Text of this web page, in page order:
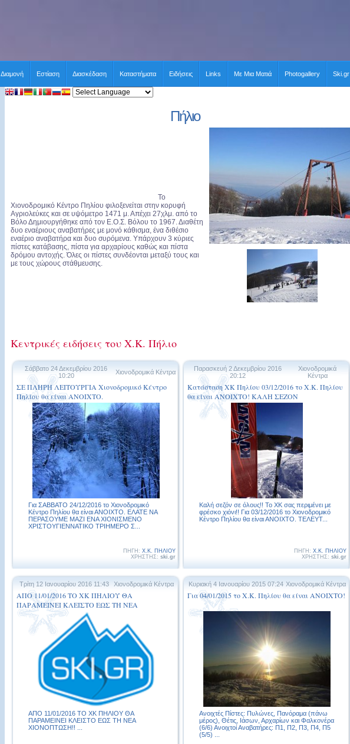
Διαμονή Εστίαση Διασκέδαση Καταστήματα Ειδήσεις Links Με Μια Ματιά Photogallery Ski.gr
Πήλιο
Το
Χιονοδρομικό Κέντρο Πηλίου φιλοξενείται στην κορυφή
Αγριολεύκες και σε υψόμετρο 1471 μ. Απέχει 27χλμ. από το
Βόλο Δημιουργήθηκε από τον Ε.Ο.Σ. Βόλου το 1967. Διαθέτη
δυο εναέριους αναβατήρες με μονό κάθισμα, ένα διθέσιο
εναέριο αναβατήρα και δυο συρόμενα. Υπάρχουν 3 κύριες
πίστες κατάβασης, πίστα για αρχαρίους καθώς και πίστα
δρόμου αντοχής. Όλες οι πίστες συνδέονται μεταξύ τους και
με τους χώρους στάθμευσης.
Κεντρικές ειδήσεις του Χ.Κ. Πήλιο
Σάββατο 24 Δεκεμβρίου 2016
10:20
Χιονοδρομικά Κέντρα
ΣΕ ΠΛΗΡΗ ΛΕΙΤΟΥΡΓΙΑ Χιονοδρομικό Κέντρο
Πηλίου θα είναι ΑΝΟΙΧΤΟ.
Για ΣΑΒΒΑΤΟ 24/12/2016 το Χιονοδρομικό
Κέντρο Πηλίου θα είναι ΑΝΟΙΧΤΟ. ΕΛΑΤΕ ΝΑ
ΠΕΡΑΣΟΥΜΕ ΜΑΖΙ ΕΝΑ ΧΙΟΝΙΣΜΕΝΟ
ΧΡΙΣΤΟΥΓΙΕΝΝΑΤΙΚΟ ΤΡΙΗΜΕΡΟ Σ...
ΠΗΓΗ: Χ.Κ. ΠΗΛΙΟΥ
ΧΡΗΣΤΗΣ: ski.gr
Παρασκευή 2 Δεκεμβρίου 2016
20:12
Χιονοδρομικά
Κέντρα
Κατάσταση ΧΚ Πηλίου 03/12/2016 το Χ.Κ. Πηλίου
θα είναι ΑΝΟΙΧΤΟ! ΚΑΛΗ ΣΕΖΟΝ
Kαλή σεζόν σε όλους!! Το ΧΚ σας περιμένει με
φρέσκο χιόνι!! Για 03/12/2016 το Χιονοδρομικό
Κέντρο Πηλίου θα είναι ΑΝΟΙΧΤΟ. ΤΕΛΕΥΤ...
ΠΗΓΗ: Χ.Κ. ΠΗΛΙΟΥ
ΧΡΗΣΤΗΣ: ski.gr
Τρίτη 12 Ιανουαρίου 2016 11:43 Χιονοδρομικά Κέντρα
ΑΠΟ 11/01/2016 ΤΟ ΧΚ ΠΗΛΙΟΥ ΘΑ
ΠΑΡΑΜΕΙΝΕΙ ΚΛΕΙΣΤΟ ΕΩΣ ΤΗ ΝΕΑ
ΧΙΟΝΟΠΤΩΣΗ!!
ΑΠΟ 11/01/2016 ΤΟ ΧΚ ΠΗΛΙΟΥ ΘΑ
ΠΑΡΑΜΕΙΝΕΙ ΚΛΕΙΣΤΟ ΕΩΣ ΤΗ ΝΕΑ
ΧΙΟΝΟΠΤΩΣΗ!! ...
Κυριακή 4 Ιανουαρίου 2015 07:24 Χιονοδρομικά Κέντρα
Για 04/01/2015 το Χ.Κ. Πηλίου θα είναι ΑΝΟΙΧΤΟ!
Ανοιχτές Πίστες: Πυλώνες, Πανόραμα (πάνω
μέρος), Θέτις, Ιάσων, Αρχαρίων και Φαλκονέρα
(6/6) Ανοιχτοί Αναβατήρες: Π1, Π2, Π3, Π4, Π5
(5/5) ...